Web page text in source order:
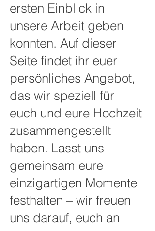
ersten Einblick in
unsere Arbeit geben
konnten. Auf dieser
Seite findet ihr euer
persönliches Angebot,
das wir speziell für
euch und eure Hochzeit
zusammengestellt
haben. Lasst uns
gemeinsam eure
einzigartigen Momente
festhalten – wir freuen
uns darauf, euch an